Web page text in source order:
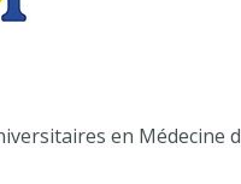
en Médecine